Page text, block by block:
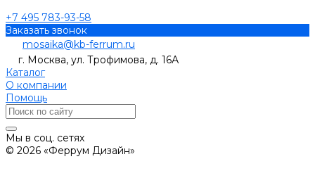
+7 495 783-93-58
Заказать звонок
mosaika@kb-ferrum.ru
г. Москва, ул. Трофимова, д. 16А
Каталог
О компании
Помощь
Мы в соц. сетях
© 2026 «Феррум Дизайн»